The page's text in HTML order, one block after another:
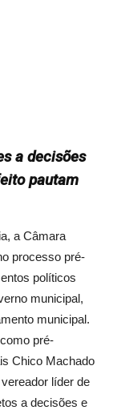
a decisões
pautam
a Câmara
processo pré-
políticos
municipal,
municipal.
pré-
Chico Machado
líder de
a decisões e